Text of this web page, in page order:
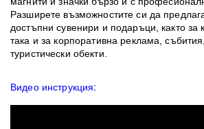
Разширете възможностите си да
достъпни сувенири и подаръци, както за
така и за корпоративна реклама,
туристически обекти.
Видео инструкция: